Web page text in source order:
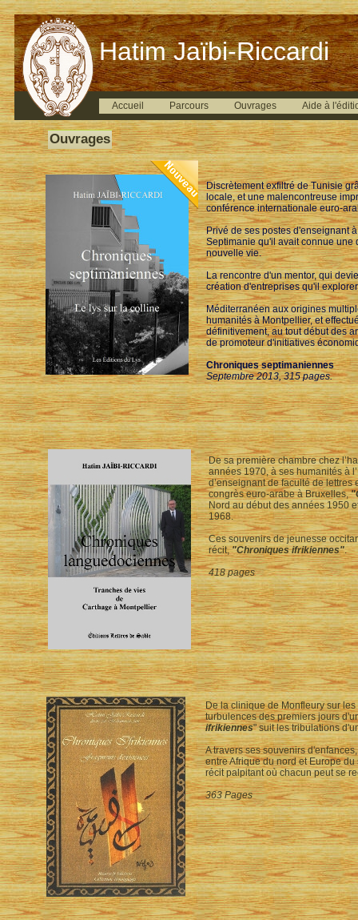
Hatim Jaïbi-Riccardi
Accueil Parcours Ouvrages Aide à
Ouvrages
Discrètement exfiltré de Tunisie
locale, et une malencontreuse
conférence internationale euro-
Privé de ses postes d'enseignant
Septimanie qu'il avait connue une
nouvelle vie.
La rencontre d'un mentor, qui
création d'entreprises qu'il
Méditerranéen aux origines
humanités à Montpellier, et
définitivement, au tout début des
de promoteur d'initiatives
Chroniques septimaniennes
Septembre 2013, 315 pages.
De sa première chambre chez
années 1970, à ses humanités à
d’enseignant de faculté de lettres
congrès euro-arabe à Bruxelles,
Nord au début des années 1950
1968.
Ces souvenirs de jeunesse
récit,"Chroniques ifrikiennes".
418 pages
De la clinique de Monfleury sur
turbulences des premiers jours
ifrikiennes" suit les tribulations
A travers ses souvenirs
entre Afrique du nord et Europe
récit palpitant où chacun peut se
363 Pages